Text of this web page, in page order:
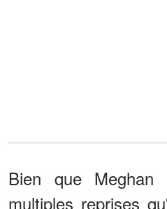
Bien que
multiples reprises